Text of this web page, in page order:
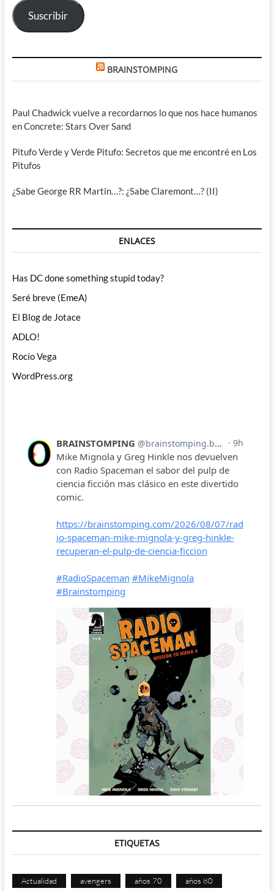
Suscribir
BRAINSTOMPING
Paul Chadwick vuelve a recordarnos lo que nos hace humanos
en Concrete: Stars Over Sand
Pitufo Verde y Verde Pitufo: Secretos que me encontré en Los
Pitufos
¿Sabe George RR Martin…?: ¿Sabe Claremont…? (II)
ENLACES
Has DC done something stupid today?
Seré breve (EmeA)
El Blog de Jotace
ADLO!
Rocío Vega
WordPress.org
ETIQUETAS
Actualidad avengers años 70 años 80